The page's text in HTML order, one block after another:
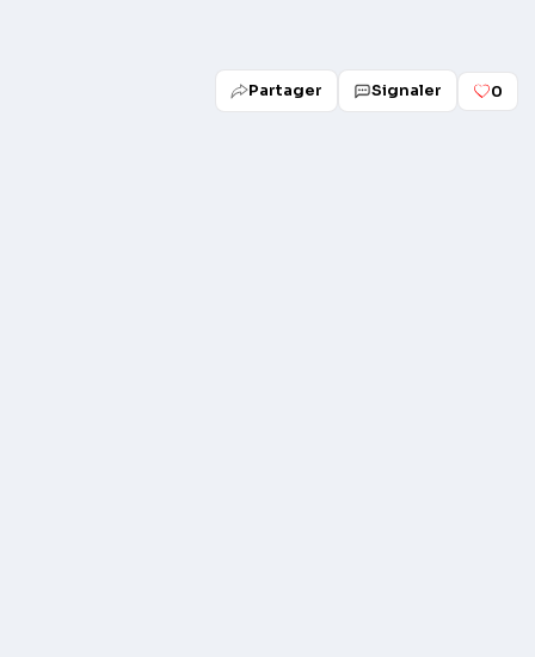
Partager Signaler 0